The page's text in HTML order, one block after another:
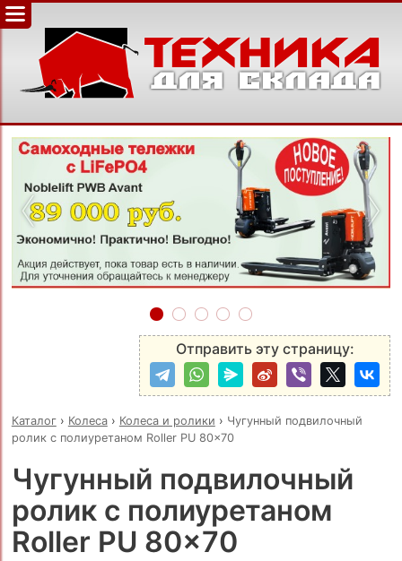
‹ ›
Отправить эту страницу:
Каталог› Колеса› Колеса и ролики › Чугунный подвилочный
ролик с полиуретаном Roller PU 80x70
Чугунный подвилочный
ролик с полиуретаном
Roller PU 80x70